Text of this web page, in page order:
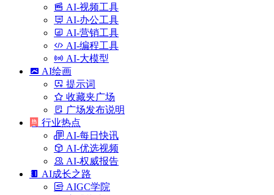
AI-视频工具
AI-办公工具
AI-营销工具
AI-编程工具
AI-大模型
AI绘画
提示词
收藏夹广场
广场发布说明
行业热点
AI-每日快讯
AI-优选视频
AI-权威报告
AI成长之路
AIGC学院